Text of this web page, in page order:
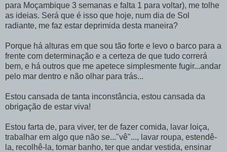
para Moçambique 3 semanas e falta 1 para voltar), me tolhe
as ideias. Será que é isso que hoje, num dia de Sol
radiante, me faz estar deprimida desta maneira?
Porque há alturas em que sou tão forte e levo o barco para a
frente com determinação e a certeza de que tudo correrá
bem, e há outros que me apetece simplesmente fugir...andar
pelo mar dentro e não olhar para trás...
Estou cansada de tanta inconstância, estou cansada da
obrigação de estar viva!
Estou farta de, para viver, ter de fazer comida, lavar loiça,
trabalhar em algo que não se..."vê"..., lavar roupa, estendê-
la, recolhê-la, tomar banho, ter que andar vestida, ensinar